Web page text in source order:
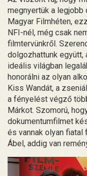
megnyertük a legjobb
Magyar Filmhéten,
NFI-nél, még csak
filmtervünkről.
dolgozhattunk együtt,
ideális világban
honorálni az olyan
Kiss Wandát, a
a fényelést végző
Márkot. Szomorú,
dokumentumfilmet
és vannak olyan
Ábel, addig van